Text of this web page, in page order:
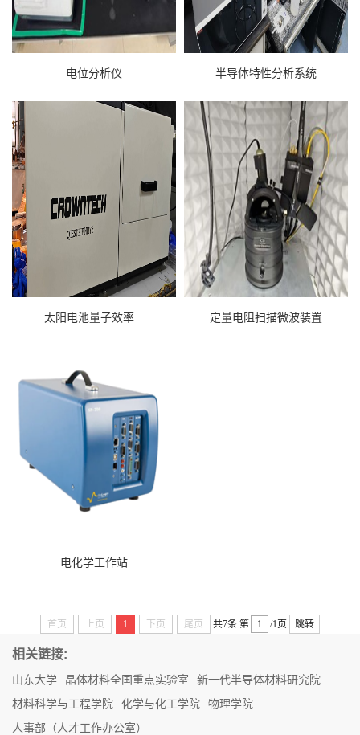
电位分析仪 半导体特性分析系统
太阳电池量子效率... 定量电阻扫描微波装置
电化学工作站
首页 上页 1 下页 尾页 共7条 第 /1页 跳转
相关链接:
山东大学 晶体材料全国重点实验室
新一代半导体材料研究院
材料科学与工程学院
化学与化工学院
物理学院
人事部（人才工作办公室）